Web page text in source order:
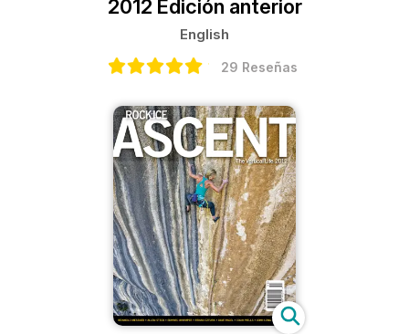
2012 Edición anterior
English
29 Reseñas